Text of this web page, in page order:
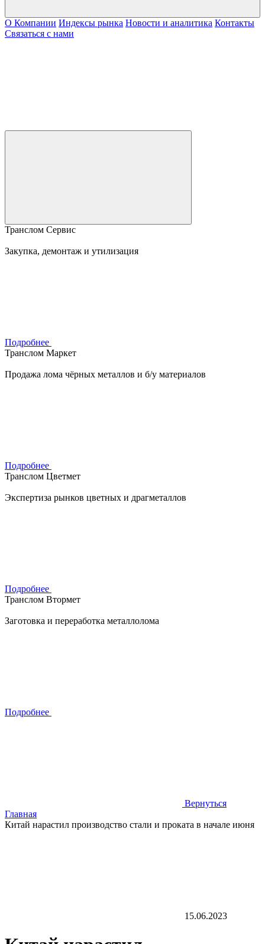
О Компании Индексы рынка Новости и аналитика Контакты
Связаться с нами
Транслом Сервис
Закупка, демонтаж и утилизация
Подробнее
Транслом Маркет
Продажа лома чёрных металлов и б/у материалов
Подробнее
Транслом Цветмет
Экспертиза рынков цветных и драгметаллов
Подробнее
Транслом Втормет
Заготовка и переработка металлолома
Подробнее
Вернуться
Главная
Китай нарастил производство стали и проката в начале июня
15.06.2023